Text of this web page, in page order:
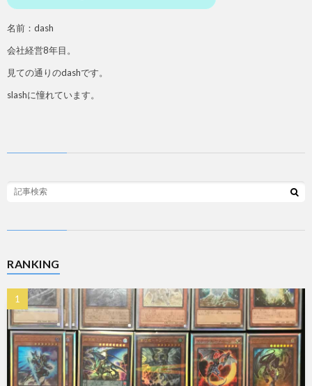
名前：dash
会社経営8年目。
見ての通りのdashです。
slashに憧れています。
RANKING